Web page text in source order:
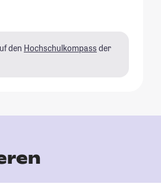
den Hochschulkompass der